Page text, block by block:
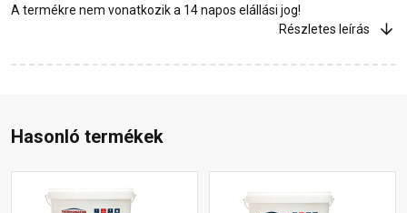
A termékre nem vonatkozik a 14 napos elállási jog!
Részletes leírás
Hasonló termékek